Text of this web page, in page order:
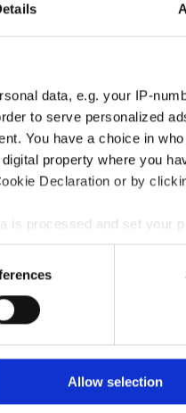
data, e.g. your IP-
to serve personalized
You have a choice in
property where you
Declaration or by
is processed and set your
to provide social
social media, advertising
or that they’ve collected
Allow selection